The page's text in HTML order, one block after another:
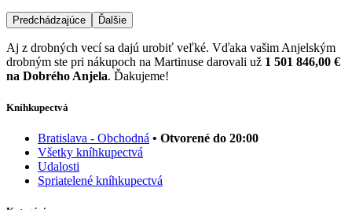
Predchádzajúce Ďalšie
Aj z drobných vecí sa dajú urobiť veľké. Vďaka vašim Anjelským
drobným ste pri nákupoch na Martinuse darovali už 1 501 846,00 €
na Dobrého Anjela. Ďakujeme!
Kníhkupectvá
Bratislava - Obchodná • Otvorené do 20:00
Všetky kníhkupectvá
Udalosti
Spriatelené kníhkupectvá